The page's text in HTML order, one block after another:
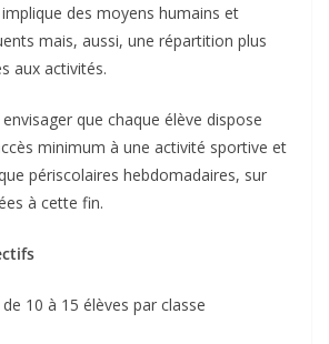
des moyens humains et
mais, aussi, une répartition plus
aux activités.
que chaque élève dispose
minimum à une activité sportive et
périscolaires hebdomadaires, sur
à cette fin.
10 à 15 élèves par classe